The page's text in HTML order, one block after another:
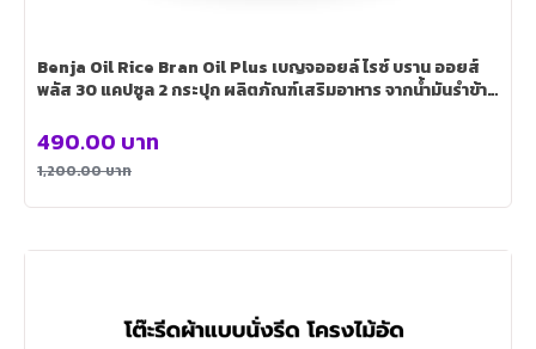
Benja Oil Rice Bran Oil Plus เบญจออยล์ ไรซ์ บราน ออยส์
พลัส 30 แคปซูล 2 กระปุก ผลิตภัณฑ์เสริมอาหาร จากน้ำมันรำข้าว
1,200.00บาท
490.00 บาท